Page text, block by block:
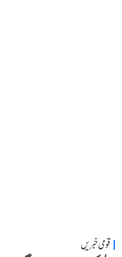
قومی خبریں